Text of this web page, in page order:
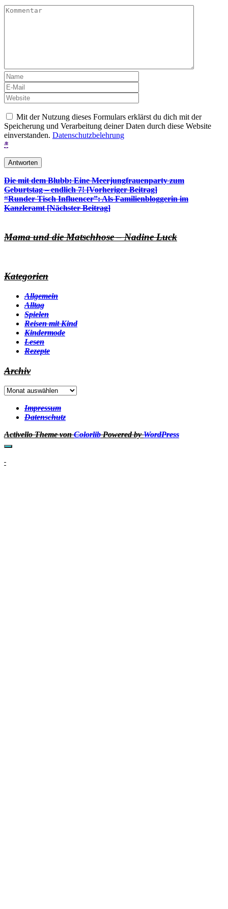
Mit der Nutzung dieses Formulars erklärst du dich mit der
Speicherung und Verarbeitung deiner Daten durch diese Website
einverstanden. Datenschutzbelehrung
*
Beitrags-
Navigation
Die mit dem Blubb: Eine Meerjungfrauenparty zum
Geburtstag – endlich 7! [Vorheriger Beitrag]
“Runder Tisch Influencer”: Als Familienbloggerin im
Kanzleramt[Nächster Beitrag]
Mama und die Matschhose – Nadine Luck
Kategorien
Allgemein
Alltag
Spielen
Reisen mit Kind
Kindermode
Lesen
Rezepte
Archiv
Archiv
Impressum
Datenschutz
Activello Theme vonColorlibPowered byWordPress